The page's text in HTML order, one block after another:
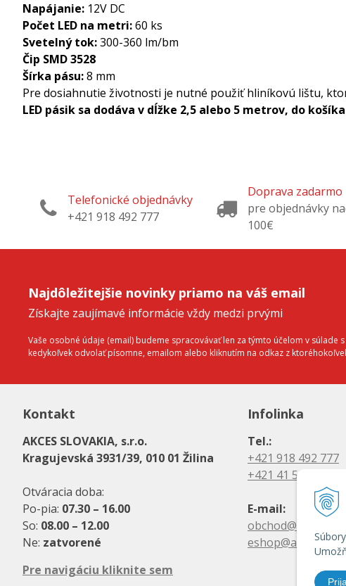
Napájanie: 12V DC
Počet LED na metri:60 ks
Svetelný tok:300-360 lm/bm
Čip SMD 3528
Šírka pásu:8 mm
Pre dosiahnutie životnosti je nutné použiť hliníkovú lištu,
LED pásik sa dodáva v dĺžke 2,5 alebo 5 metrov, do
Telefonické objednávky
+421 918 492 777
Doprava zadarmo
pre objednávky
100€
Najdôležitejšie novinky priamo na váš email
Získajte zaujímavé informácie vždy medzi prvými
Vaše osobné údaje (email) budeme spracovávať len za týmto účelom v
kedykoľvek odvolať písomne, emailom alebo kliknutím na odkaz z
Kontakt
AKCES SLOVAKIA, s.r.o.
Kragujevská 3931/39, 010 01 Žilina
Otváracia doba:
Po-pia: 07.30 – 16.00
So: 08.00 – 12.00
Ne: zatvorené
Pre navigáciu kliknite sem
Infolinka
Tel.:
+421 918 492 777
+421 41 500 6883
E-mail:
obchod@akces.sk
eshop@akces.sk